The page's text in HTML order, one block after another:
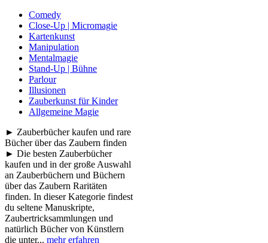
Comedy
Close-Up | Micromagie
Kartenkunst
Manipulation
Mentalmagie
Stand-Up | Bühne
Parlour
Illusionen
Zauberkunst für Kinder
Allgemeine Magie
► Zauberbücher kaufen und rare
Bücher über das Zaubern finden
► Die besten Zauberbücher
kaufen und in der große Auswahl
an Zauberbüchern und Büchern
über das Zaubern Raritäten
finden. In dieser Kategorie findest
du seltene Manuskripte,
Zaubertricksammlungen und
natürlich Bücher von Künstlern
die unter... mehr erfahren